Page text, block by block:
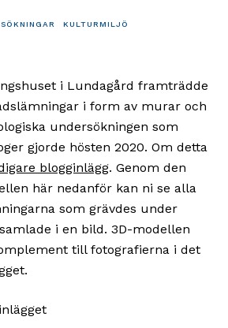
KULTURMILJÖ
i Lundagård framträdde
i form av murar och
undersökningen som
gjorde hösten 2020. Om detta
blogginlägg. Genom den
här nedanför kan ni se alla
som grävdes under
i en bild. 3D-modellen
till fotografierna i det
,